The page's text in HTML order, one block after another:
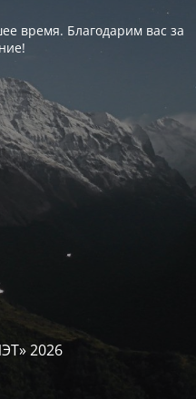
время. Благодарим вас за
2026